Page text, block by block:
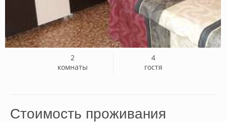
2
комнаты
4
гостя
Стоимость проживания